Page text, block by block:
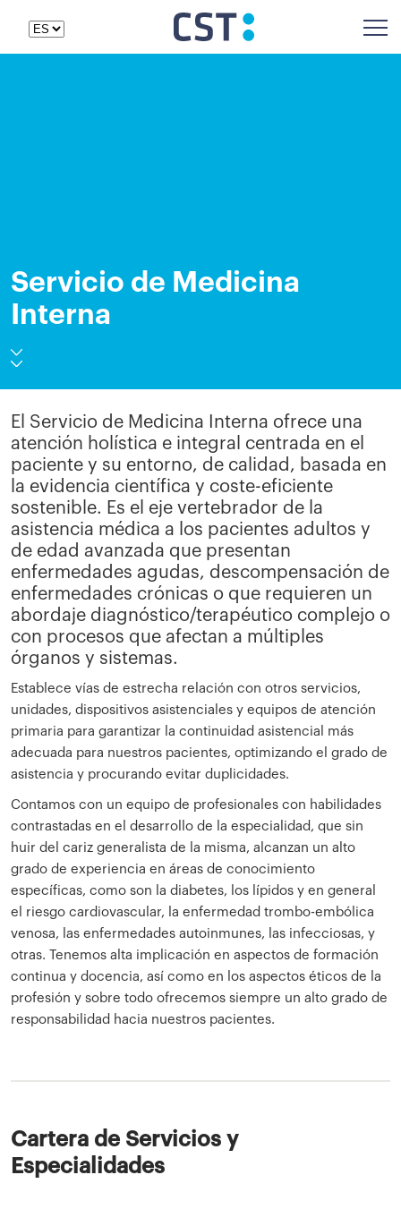
Servicio de Medicina
Interna
El Servicio de Medicina Interna ofrece una
atención holística e integral centrada en el
paciente y su entorno, de calidad, basada en
la evidencia científica y coste-eficiente
sostenible. Es el eje vertebrador de la
asistencia médica a los pacientes adultos y
de edad avanzada que presentan
enfermedades agudas, descompensación de
enfermedades crónicas o que requieren un
abordaje diagnóstico/terapéutico complejo o
con procesos que afectan a múltiples
órganos y sistemas.
Establece vías de estrecha relación con otros servicios,
unidades, dispositivos asistenciales y equipos de atención
primaria para garantizar la continuidad asistencial más
adecuada para nuestros pacientes, optimizando el grado de
asistencia y procurando evitar duplicidades.
Contamos con un equipo de profesionales con habilidades
contrastadas en el desarrollo de la especialidad, que sin
huir del cariz generalista de la misma, alcanzan un alto
grado de experiencia en áreas de conocimiento
específicas, como son la diabetes, los lípidos y en general
el riesgo cardiovascular, la enfermedad trombo-embólica
venosa, las enfermedades autoinmunes, las infecciosas, y
otras. Tenemos alta implicación en aspectos de formación
continua y docencia, así como en los aspectos éticos de la
profesión y sobre todo ofrecemos siempre un alto grado de
responsabilidad hacia nuestros pacientes.
Cartera de Servicios y
Especialidades